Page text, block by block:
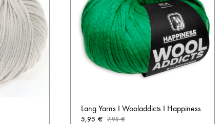
Lang Yarns I Wooladdicts I Happiness
5,95€ 7,95€